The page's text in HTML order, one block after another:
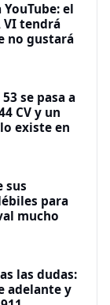
el
VI tendrá
no gustará
se pasa a
CV y un
existe en
sus
para
mucho
las dudas:
adelante y